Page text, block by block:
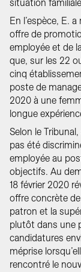
situation
En l’espèce, E.
offre de
employée et de
que, sur les 22
cinq
poste de
2020 à une
longue
Selon le
pas été
employée au
objectifs. Au
18 février 2020
offre concrète
patron et la
plutôt dans une
candidatures
méprise
rencontré le